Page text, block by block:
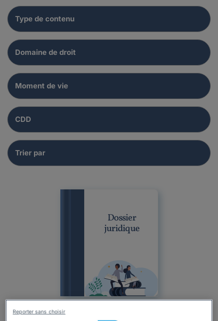
Dossier
juridique
Dossier Particulier
Reporter sans choisir